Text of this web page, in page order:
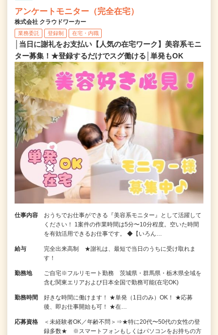
アンケートモニター（完全在宅）
株式会社 クラウドワーカー
業務委託 登録制 在宅・内職
│当日に謝礼をお支払い【人気の在宅ワーク】美容系モニ
ター募集！★登録するだけでスグ働ける│単発もOK
仕事内容
おうちでお仕事ができる『美容系モニター』として活躍して
ください！ 1案件の作業時間は5分〜10分程度。空いた時間
を有効活用できるお仕事です。 ◆【いろん…
給与
完全出来高制 ★謝礼は、最短で当日のうちに受け取れま
す！
勤務地
ご自宅※フルリモート勤務 茨城県・群馬県・栃木県全域を
含む関東エリアおよび日本全国で勤務可能(在宅OK)
勤務時間
好きな時間に働けます！ ★単発（1日のみ）OK！ ★応募
後、即お仕事開始も可！ ★在…
応募資格
＜未経験者OK／年齢不問＞⇒★特に20代〜50代の女性の登
録多数★ ※スマートフォンもしくはパソコンをお持ちの方